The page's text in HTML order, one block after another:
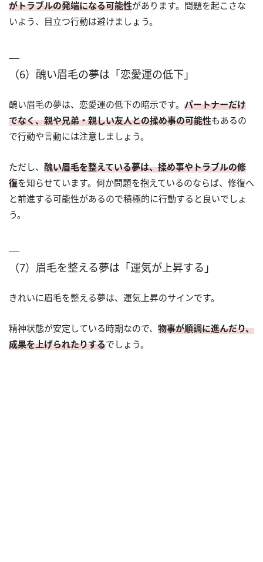
がトラブルの発端になる可能性があります。問題を起こさな
いよう、目立つ行動は避けましょう。
（6）醜い眉毛の夢は「恋愛運の低下」
醜い眉毛の夢は、恋愛運の低下の暗示です。 パートナーだけ
でなく、親や兄弟・親しい友人との揉め事の可能性もあるの
で行動や言動には注意しましょう。
ただし、 醜い眉毛を整えている夢は、揉め事やトラブルの修
復を知らせています。何か問題を抱えているのならば、修復へ
と前進する可能性があるので積極的に行動すると良いでしょ
う。
（7）眉毛を整える夢は「運気が上昇する」
きれいに眉毛を整える夢は、運気上昇のサインです。
精神状態が安定している時期なので、 物事が順調に進んだり、
成果を上げられたりするでしょう。